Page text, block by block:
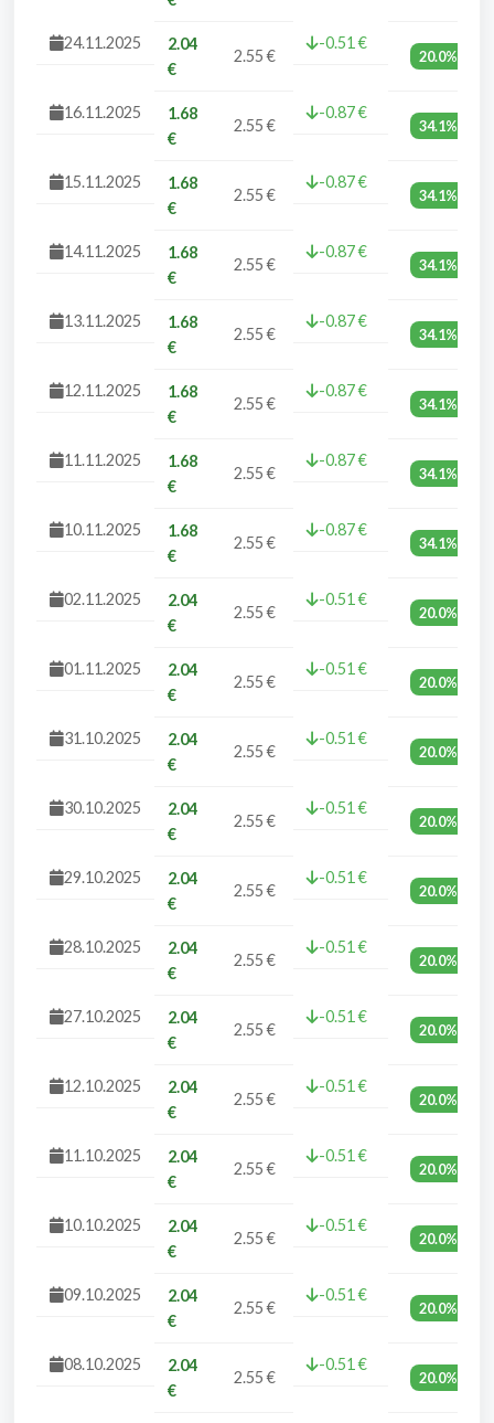
24.11.2025
2.04
€
2.55 €
-0.51 €
20.0%
16.11.2025
1.68
€
2.55 €
-0.87 €
34.1%
15.11.2025
1.68
€
2.55 €
-0.87 €
34.1%
14.11.2025
1.68
€
2.55 €
-0.87 €
34.1%
13.11.2025
1.68
€
2.55 €
-0.87 €
34.1%
12.11.2025
1.68
€
2.55 €
-0.87 €
34.1%
11.11.2025
1.68
€
2.55 €
-0.87 €
34.1%
10.11.2025
1.68
€
2.55 €
-0.87 €
34.1%
02.11.2025
2.04
€
2.55 €
-0.51 €
20.0%
01.11.2025
2.04
€
2.55 €
-0.51 €
20.0%
31.10.2025
2.04
€
2.55 €
-0.51 €
20.0%
30.10.2025
2.04
€
2.55 €
-0.51 €
20.0%
29.10.2025
2.04
€
2.55 €
-0.51 €
20.0%
28.10.2025
2.04
€
2.55 €
-0.51 €
20.0%
27.10.2025
2.04
€
2.55 €
-0.51 €
20.0%
12.10.2025
2.04
€
2.55 €
-0.51 €
20.0%
11.10.2025
2.04
€
2.55 €
-0.51 €
20.0%
10.10.2025
2.04
€
2.55 €
-0.51 €
20.0%
09.10.2025
2.04
€
2.55 €
-0.51 €
20.0%
08.10.2025
2.04
€
2.55 €
-0.51 €
20.0%